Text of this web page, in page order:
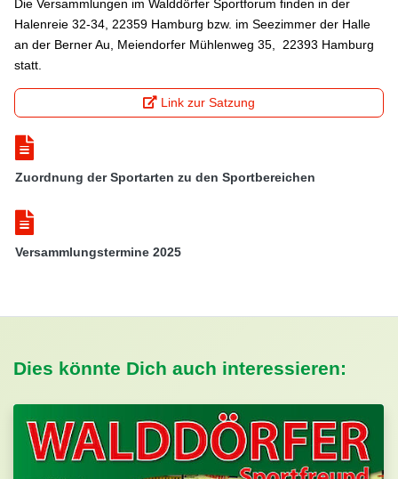
Die Versammlungen im Walddörfer Sportforum finden in der
Halenreie 32-34, 22359 Hamburg bzw. im Seezimmer der Halle
an der Berner Au, Meiendorfer Mühlenweg 35, 22393 Hamburg
statt.
Link zur Satzung
Zuordnung der Sportarten zu den Sportbereichen
Versammlungstermine 2025
Dies könnte Dich auch interessieren: